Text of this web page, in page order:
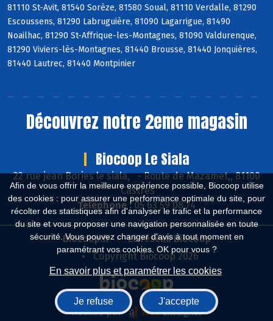
Afin de vous offrir la meilleure expérience possible, Biocoop utilise
des cookies : pour assurer une performance optimale du site, pour
récolter des statistiques afin d'analyser le trafic et la performance
du site et vous proposer une navigation personnalisée en toute
sécurité. Vous pouvez changer d'avis à tout moment en
paramétrant vos cookies. OK pour vous ?
En savoir plus et paramétrer les cookies
Je refuse J'accepte
81110 St-Avit, 81540 Sorèze, 81580 Soual, 81110 Verdalle, 81290
Escoussens, 81290 Labruguière, 81090 Lagarrigue, 81490
Noailhac, 81290 St-Affrique-les-Montagnes, 81090 Valdurenque,
81290 Viviers-lès-Montagnes, 81440 Brousse, 81440 Jonquières,
81440 Lautrec, 81440 Montpinier
Découvrez notre 2eme magasin
Biocoop Le Siala
22 rue jean Bories le siala,-Route de Mazamet,, 81100
Castres
Téléphone :05 63 59 08 74
Biocoop.fr
Le réseau Biocoop
Copyright Biocoop 2026
Réalisé par